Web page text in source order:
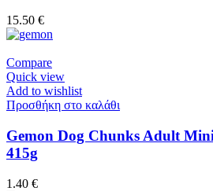
15.50 €
Compare
Quick view
Add to wishlist
Προσθήκη στο καλάθι
Gemon Dog Chunks Adult
415g
1.40 €